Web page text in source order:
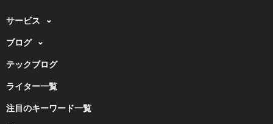
サービス
ブログ
テックブログ
ライター一覧
注目のキーワード一覧